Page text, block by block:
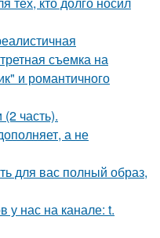
съемка на
и романтичного
часть).
а не
для вас полный образ,
у нас на канале: t.